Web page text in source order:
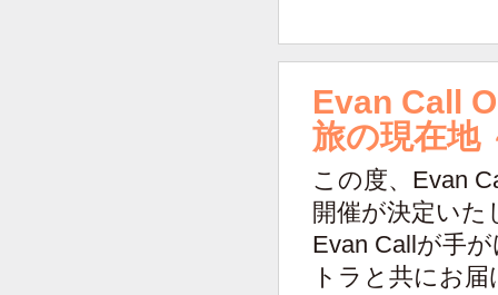
Evan Call
旅の現在地
この度、Evan
開催が決定いた
Evan Callが手
トラと共にお